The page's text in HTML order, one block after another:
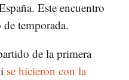
Este encuentro
temporada.
de la primera
se hicieron con la